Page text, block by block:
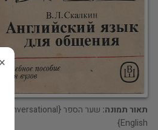
תאור תמונה:
שער הספר {Conversational
English}
×